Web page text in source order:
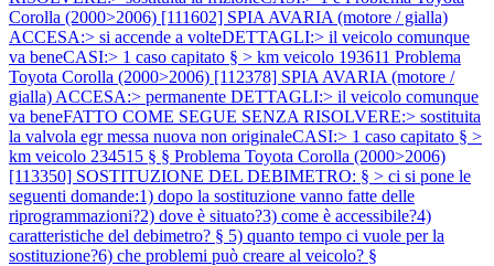
Corolla (2000>2006) [111602] SPIA AVARIA (motore / gialla)
ACCESA:> si accende a volteDETTAGLI:> il veicolo comunque
va beneCASI:> 1 caso capitato § > km veicolo 193611 Problema
Toyota Corolla (2000>2006) [112378] SPIA AVARIA (motore /
gialla) ACCESA:> permanente DETTAGLI:> il veicolo comunque
va beneFATTO COME SEGUE SENZA RISOLVERE:> sostituita
la valvola egr messa nuova non originaleCASI:> 1 caso capitato § >
km veicolo 234515 § § Problema Toyota Corolla (2000>2006)
[113350] SOSTITUZIONE DEL DEBIMETRO: § > ci si pone le
seguenti domande:1) dopo la sostituzione vanno fatte delle
riprogrammazioni?2) dove è situato?3) come è accessibile?4)
caratteristiche del debimetro? § 5) quanto tempo ci vuole per la
sostituzione?6) che problemi può creare al veicolo? §